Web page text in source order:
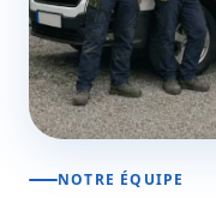
NOTRE ÉQUIPE